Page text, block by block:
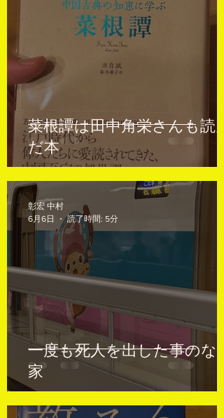
菜根譚は田中角栄さんも読ん
だ本
一度も死人を出した事のない
家
彰宏 中村
6月6日
読了時間: 5分